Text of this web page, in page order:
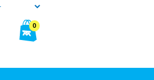
0